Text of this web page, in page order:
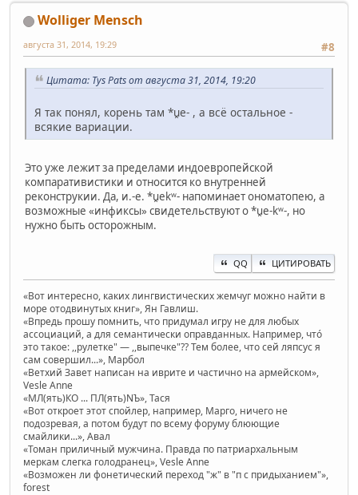
Wolliger Mensch
#8
августа 31, 2014, 19:29
Цитата: Tys Pats от августа 31, 2014, 19:20
Я так понял, корень там *u̯e- , а всё остальное -
всякие вариации.
Это уже лежит за пределами индоевропейской
компаративистики и относится ко внутренней
реконструкии. Да, и.-е. *u̯ekʷ- напоминает ономатопею, а
возможные «инфиксы» свидетельствуют о *u̯e-kʷ-, но
нужно быть осторожным.
QQ ЦИТИРОВАТЬ
«Вот интересно, каких лингвистических жемчуг можно найти в
море отодвинутых книг», Ян Гавлиш.
«Впредь прошу помнить, что придумал игру не для любых
ассоциаций, а для семантически оправданных. Например, чтó
это такое: ,,рулетке" — ,,выпечке"?? Тем более, что сей ляпсус я
сам совершил...», Марбол
«Ветхий Завет написан на иврите и частично на армейском»,
Vesle Anne
«МЛ(ять)КО ... ПЛ(ять)NЪ», Тася
«Вот откроет этот спойлер, например, Марго, ничего не
подозревая, а потом будут по всему форуму блюющие
смайлики...», Авал
«Томан приличный мужчина. Правда по патриархальным
меркам слегка голодранец», Vesle Anne
«Возможен ли фонетический переход "ж" в "п с придыханием"»,
forest